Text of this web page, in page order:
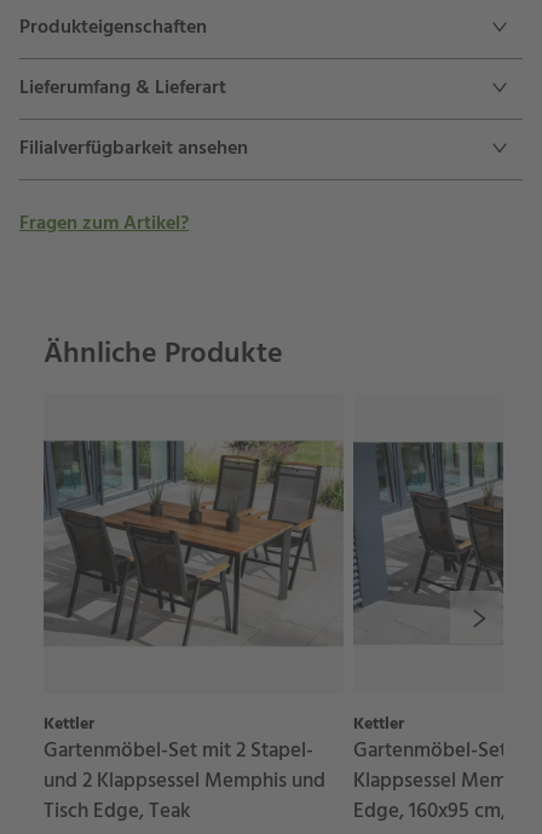
Produkteigenschaften
Lieferumfang & Lieferart
Filialverfügbarkeit ansehen
Fragen zum Artikel?
Ähnliche Produkte
Kettler
Gartenmöbel-Set mit 2 Stapel-
und 2 Klappsessel Memphis und
Tisch Edge, Teak
Kettler
Gartenmöbel-Set
Klappsessel
Edge, 160x95 cm,